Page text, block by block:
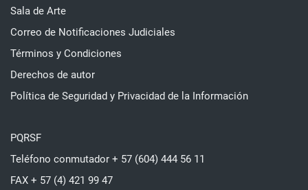
Sala de Arte
Correo de Notificaciones Judiciales
Términos y Condiciones
Derechos de autor
Política de Seguridad y Privacidad de la Información
PQRSF
Teléfono conmutador + 57 (604) 444 56 11
FAX + 57 (4) 421 99 47